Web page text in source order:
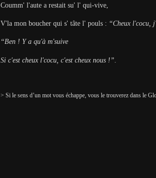
Coumm' l'aute a restait su' l' qui-vive,
V'la mon boucher qui s' tâte l' pouls : “Cheux l'cocu,
“Ben ! Y a qu'à m'suive
Si c'est cheux l'cocu, c'est cheux nous !”
> Si le sens d’un mot vous échappe, vous le trouverez dans le